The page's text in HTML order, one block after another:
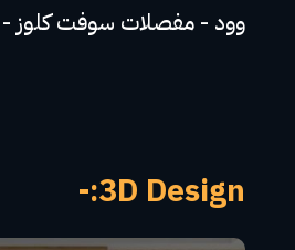
وود - مفصلات سوفت كلوز
3D Design:-